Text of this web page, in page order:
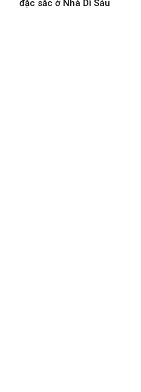
đặc sắc ở Nhà Dì Sáu